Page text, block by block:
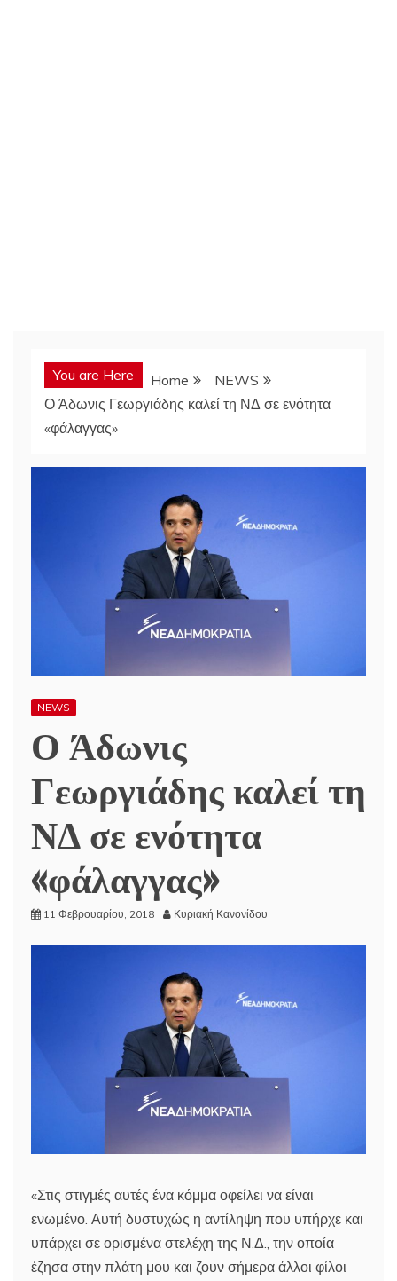
You are Here Home
NEWS
Ο Άδωνις Γεωργιάδης καλεί τη ΝΔ σε ενότητα
«φάλαγγας»
NEWS
Ο Άδωνις
Γεωργιάδης καλεί τη
ΝΔ σε ενότητα
«φάλαγγας»
11 Φεβρουαρίου, 2018 Κυριακή Κανονίδου
«Στις στιγμές αυτές ένα κόμμα οφείλει να είναι
ενωμένο. Αυτή δυστυχώς η αντίληψη που υπήρχε και
υπάρχει σε ορισμένα στελέχη της Ν.Δ., την οποία
έζησα στην πλάτη μου και ζουν σήμερα άλλοι φίλοι